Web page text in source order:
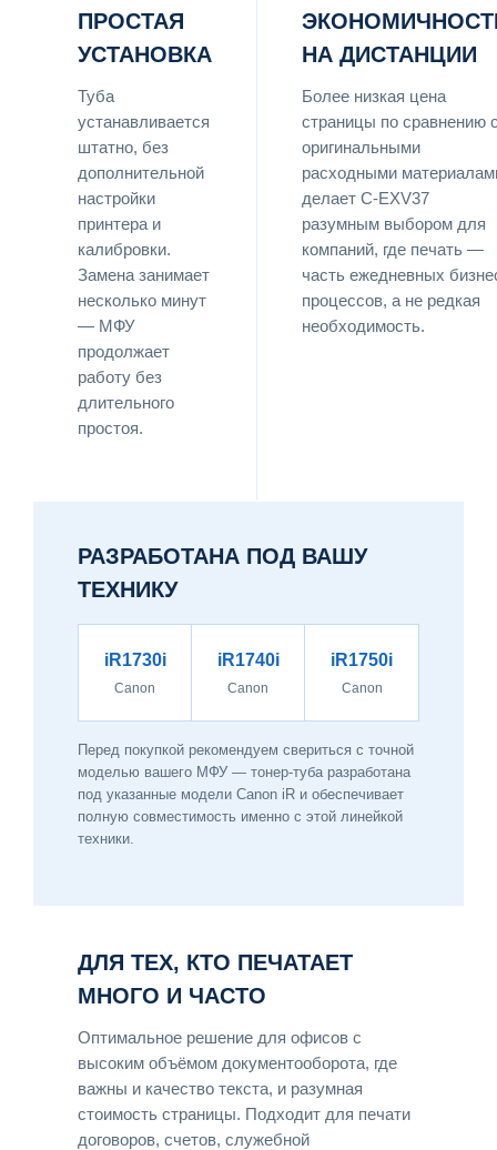
ПРОСТАЯ
УСТАНОВКА
Туба
устанавливается
штатно, без
дополнительной
настройки
принтера и
калибровки.
Замена занимает
несколько минут
— МФУ
продолжает
работу без
длительного
простоя.
НА ДИСТАНЦИИ
Более низкая цена
страницы по сравнению
оригинальными
расходными
делает C-EXV37
разумным выбором для
компаний, где печать —
часть ежедневных
процессов, а не редкая
необходимость.
РАЗРАБОТАНА ПОД ВАШУ
ТЕХНИКУ
iR1730i
Canon
iR1740i
Canon
iR1750i
Canon
Перед покупкой рекомендуем свериться с точной
моделью вашего МФУ — тонер-туба разработана
под указанные модели Canon iR и обеспечивает
полную совместимость именно с этой линейкой
техники.
ДЛЯ ТЕХ, КТО ПЕЧАТАЕТ
МНОГО И ЧАСТО
Оптимальное решение для офисов с
высоким объёмом документооборота, где
важны и качество текста, и разумная
стоимость страницы. Подходит для печати
договоров, счетов, служебной